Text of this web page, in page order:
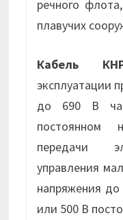
речного
плавучих
Кабель
эксплуатации
до 690 В
передачи
управления
напряжения
или 500 В